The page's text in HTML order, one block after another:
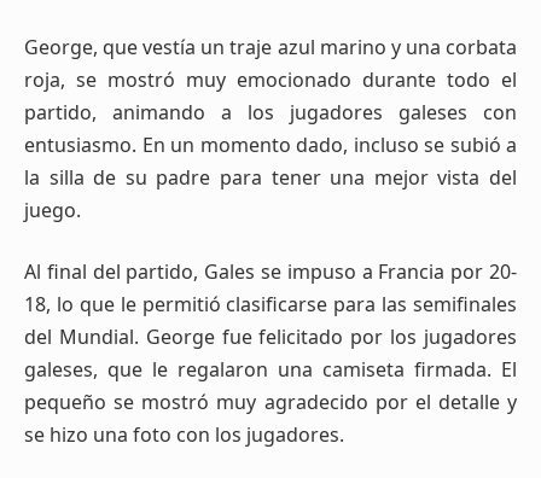
George, que vestía un traje azul marino y una corbata
roja, se mostró muy emocionado durante todo el
partido, animando a los jugadores galeses con
entusiasmo. En un momento dado, incluso se subió a
la silla de su padre para tener una mejor vista del
juego.
Al final del partido, Gales se impuso a Francia por 20-
18, lo que le permitió clasificarse para las semifinales
del Mundial. George fue felicitado por los jugadores
galeses, que le regalaron una camiseta firmada. El
pequeño se mostró muy agradecido por el detalle y
se hizo una foto con los jugadores.